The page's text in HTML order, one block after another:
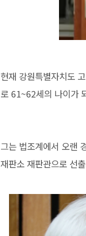
현재 강원특별자치도
로 61~62세의 나이가
그는 법조계에서 오랜
재판소 재판관으로 선